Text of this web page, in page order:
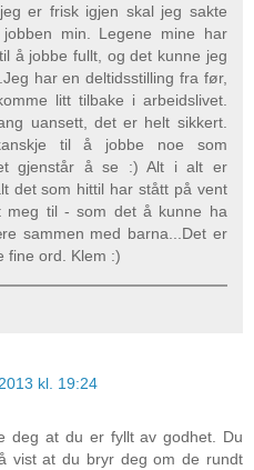
er frisk igjen skal jeg sakte
min. Legene mine har
å jobbe fullt, og det kunne jeg
har en deltidsstilling fra før,
litt tilbake i arbeidslivet.
uansett, det er helt sikkert.
til å jobbe noe som
gjenstår å se :) Alt i alt er
det som hittil har stått på vent
meg til - som det å kunne ha
sammen med barna...Det er
fine ord. Klem :)
kl. 19:24
deg at du er fyllt av godhet. Du
vist at du bryr deg om de rundt